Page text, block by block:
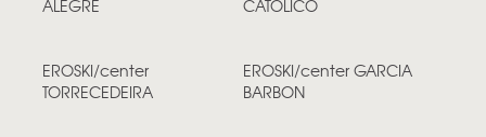
ALEGRE
CATOLICO
EROSKI/center
TORRECEDEIRA
EROSKI/center GARCIA
BARBON